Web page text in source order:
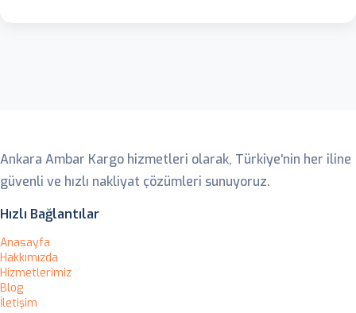
Ankara Ambar Kargo hizmetleri olarak, Türkiye'nin her iline
güvenli ve hızlı nakliyat çözümleri sunuyoruz.
Hızlı Bağlantılar
Anasayfa
Hakkımızda
Hizmetlerimiz
Blog
İletişim